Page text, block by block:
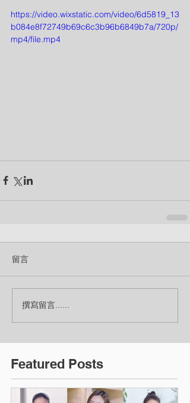
https://video.wixstatic.com/video/6d5819_13
b084e8f72749b69c6c3b96b6849b7a/720p/
mp4/file.mp4
留言
撰寫留言......
Featured Posts